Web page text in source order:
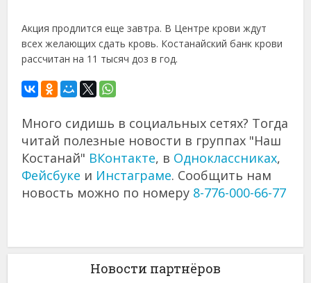
Акция продлится еще завтра. В Центре крови ждут
всех желающих сдать кровь. Костанайский банк крови
рассчитан на 11 тысяч доз в год.
Много сидишь в социальных сетях? Тогда
читай полезные новости в группах "Наш
Костанай" ВКонтакте, в Одноклассниках,
Фейсбуке и Инстаграме. Сообщить нам
новость можно по номеру 8-776-000-66-77
Новости партнёров